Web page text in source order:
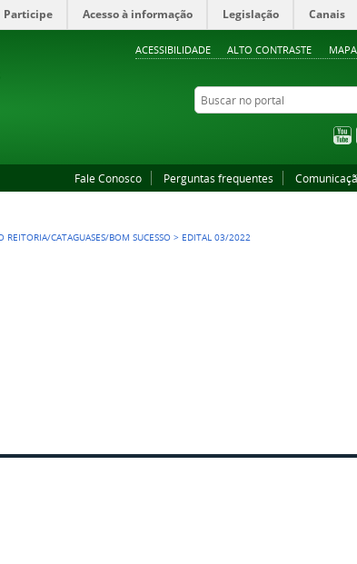
ACESSIBILIDADE ALTO CONTRASTE
Participe Acesso à informação Legislação Canais
Buscar no portal
Fale Conosco Perguntas frequentes
CATAGUASES/BOM SUCESSO > EDITAL 03/2022